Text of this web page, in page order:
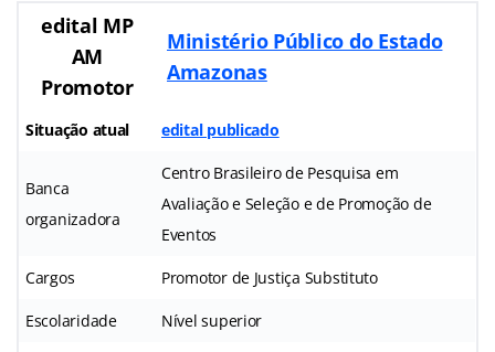
edital MP
AM
Promotor
Ministério Público do Estado
Amazonas
Situação atual edital publicado
Banca
organizadora
Centro Brasileiro de Pesquisa em
Avaliação e Seleção e de Promoção de
Eventos
Cargos Promotor de Justiça Substituto
Escolaridade Nível superior